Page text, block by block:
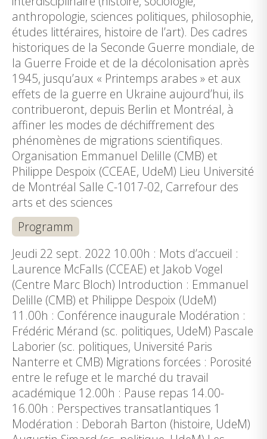
anthropologie, sciences politiques, philosophie,
études littéraires, histoire de l’art). Des cadres
historiques de la Seconde Guerre mondiale, de
la Guerre Froide et de la décolonisation après
1945, jusqu’aux « Printemps arabes » et aux
effets de la guerre en Ukraine aujourd’hui, ils
contribueront, depuis Berlin et Montréal, à
affiner les modes de déchiffrement des
phénomènes de migrations scientifiques.
Organisation Emmanuel Delille (CMB) et
Philippe Despoix (CCEAE, UdeM) Lieu Université
de Montréal Salle C-1017-02, Carrefour des
arts et des sciences
Programm
Jeudi 22 sept. 2022 10.00h : Mots d’accueil :
Laurence McFalls (CCEAE) et Jakob Vogel
(Centre Marc Bloch) Introduction : Emmanuel
Delille (CMB) et Philippe Despoix (UdeM)
11.00h : Conférence inaugurale Modération :
Frédéric Mérand (sc. politiques, UdeM) Pascale
Laborier (sc. politiques, Université Paris
Nanterre et CMB) Migrations forcées : Porosité
entre le refuge et le marché du travail
académique 12.00h : Pause repas 14.00-
16.00h : Perspectives transatlantiques 1
Modération : Deborah Barton (histoire, UdeM)